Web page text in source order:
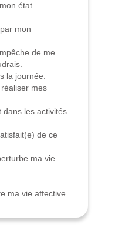
état
mon
de me
la journée.
mes
dans les activités
de ce
ma vie
ma vie affective.